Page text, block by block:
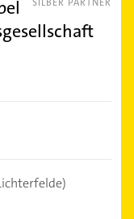
SILBER PARTNER